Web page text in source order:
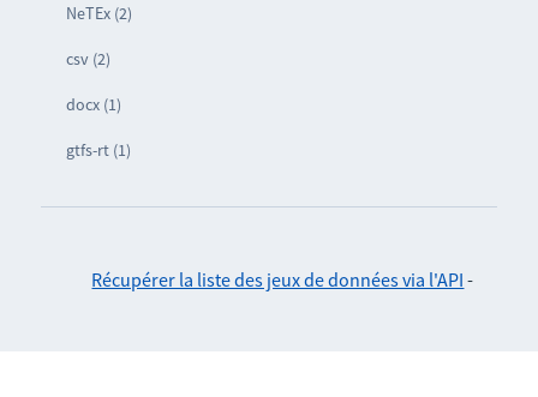
NeTEx (2)
csv (2)
docx (1)
gtfs-rt (1)
Récupérer la liste des jeux de données via l'API -